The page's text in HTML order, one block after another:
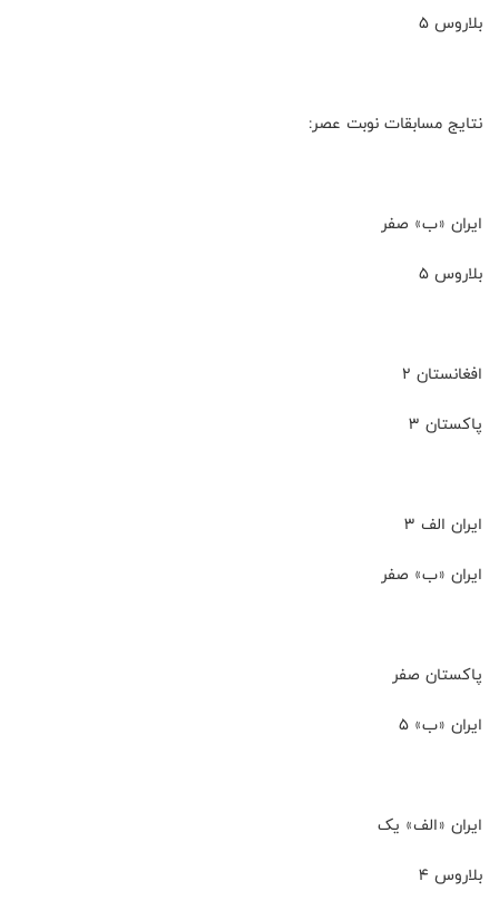
بلاروس ۵
نتایج مسابقات نوبت عصر:
ایران «ب» صفر
بلاروس ۵
افغانستان ۲
پاکستان ۳
ایران الف ۳
ایران «ب» صفر
پاکستان صفر
ایران «ب» ۵
ایران «الف» یک
بلاروس ۴